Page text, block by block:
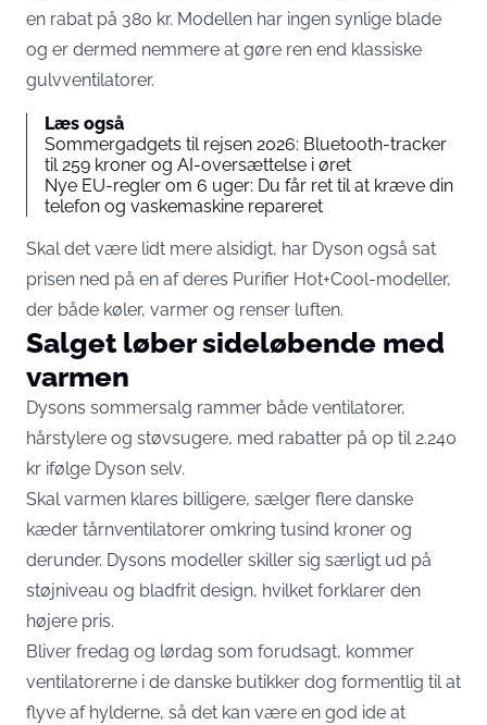
en rabat på 380 kr. Modellen har ingen synlige blade
og er dermed nemmere at gøre ren end klassiske
gulvventilatorer.
Læs også
Sommergadgets til rejsen 2026: Bluetooth-tracker
til 259 kroner og AI-oversættelse i øret
Nye EU-regler om 6 uger: Du får ret til at kræve din
telefon og vaskemaskine repareret
Skal det være lidt mere alsidigt, har Dyson også sat
prisen ned på en af deres Purifier Hot+Cool-modeller,
der både køler, varmer og renser luften.
Salget løber sideløbende med
varmen
Dysons sommersalg rammer både ventilatorer,
hårstylere og støvsugere, med rabatter på op til 2.240
kr ifølge Dyson selv.
Skal varmen klares billigere, sælger flere danske
kæder tårnventilatorer omkring tusind kroner og
derunder. Dysons modeller skiller sig særligt ud på
støjniveau og bladfrit design, hvilket forklarer den
højere pris.
Bliver fredag og lørdag som forudsagt, kommer
ventilatorerne i de danske butikker dog formentlig til at
flyve af hylderne, så det kan være en god ide at